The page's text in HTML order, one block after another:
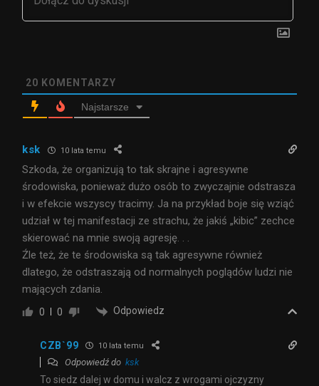
20 KOMENTARZY
Najstarsze
ksk 10 lata temu
Szkoda, że organizują to tak skrajne i agresywne
środowiska, ponieważ dużo osób to zwyczajnie odstrasza
i w efekcie wszyscy tracimy. Ja na przykład boje się wziąć
udział w tej manifestacji ze strachu, że jakiś „kibic” zechce
skierować na mnie swoją agresję. . .
Źle też, że te środowiska są tak agresywne również
dlatego, że odstraszają od normalnych poglądów ludzi nie
mających zdania.
0 0 Odpowiedz
CZB`99 10 lata temu
Odpowiedź do ksk
To siedz dalej w domu i walcz z wrogami ojczyzny